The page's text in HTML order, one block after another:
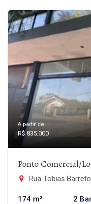
A partir de:
R$ 835.000
Ponto Comercial/
Rua Tobias
174 m² 2